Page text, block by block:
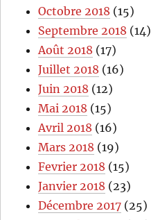
Octobre 2018 (15)
Septembre 2018 (14)
Août 2018 (17)
Juillet 2018 (16)
Juin 2018 (12)
Mai 2018 (15)
Avril 2018 (16)
Mars 2018 (19)
Fevrier 2018 (15)
Janvier 2018 (23)
Décembre 2017 (25)